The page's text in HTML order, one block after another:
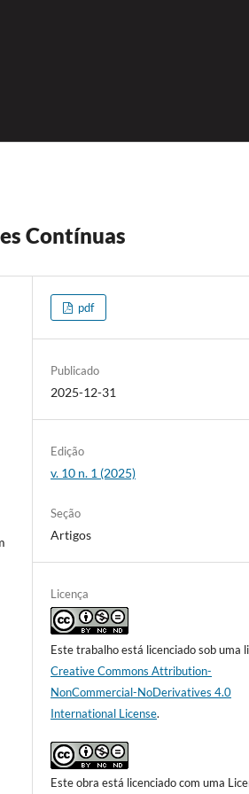
Contínuas
pdf
Publicado
2025-12-31
Edição
v. 10 n. 1 (2025)
Seção
Artigos
Licença
Este trabalho está licenciado sob uma
Creative Commons Attribution-
NonCommercial-NoDerivatives 4.0
International License.
Este obra está licenciado com uma